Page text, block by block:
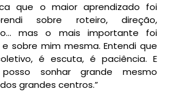
que o maior aprendizado foi
sobre roteiro, direção,
mas o mais importante foi
sobre mim mesma. Entendi que
é escuta, é paciência. E
sonhar grande mesmo
grandes centros.”